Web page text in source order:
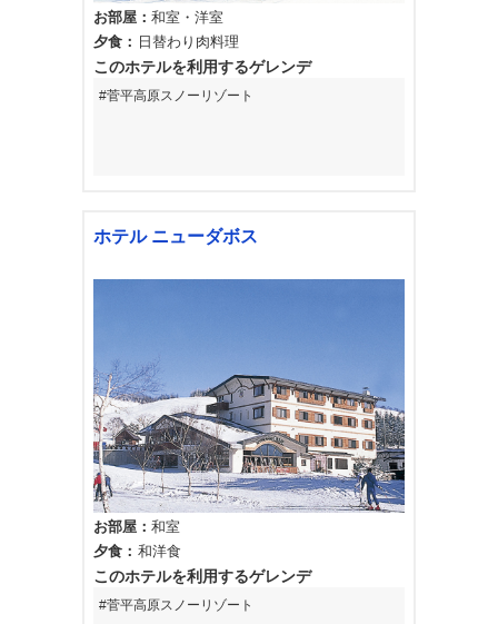
お部屋 和室
洋室
夕食
日替わり肉料理
このホテルを利用するゲレンデ
菅平高原スノーリゾート
ホテル ニューダボス
お部屋
和室
夕食
和洋食
このホテルを利用するゲレンデ
菅平高原スノーリゾート